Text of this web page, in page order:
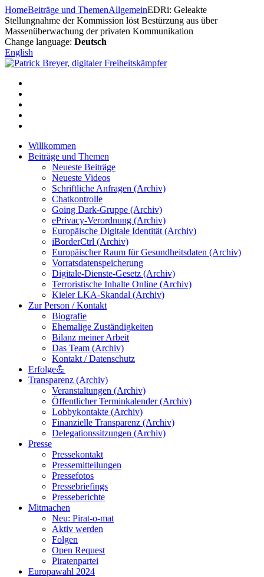
Zum
Inhalt
springen
HomeBeiträge und ThemenAllgemeinEDRi: Geleakte
Stellungnahme der Kommission löst Bestürzung aus über
Massenüberwachung der privaten Kommunikation
Change language: Deutsch
English
Willkommen
Beiträge und Themen
Neueste Beiträge
Neueste Videos
Schriftliche Anfragen (Archiv)
Chatkontrolle
Going Dark-Gruppe (Archiv)
ePrivacy-Verordnung (Archiv)
Europäische Digitale Identität (Archiv)
iBorderCtrl (Archiv)
Europäischer Raum für Gesundheitsdaten (Archiv)
Vorratsdatenspeicherung
Digitale-Dienste-Gesetz (Archiv)
Terroristische Inhalte Online (Archiv)
Kieler LKA-Skandal (Archiv)
Zur Person / Kontakt
Biografie
Ehemalige Zuständigkeiten
Bilanz meiner Arbeit
Das Team (Archiv)
Kontakt / Datenschutz
Erfolge💪
Transparenz (Archiv)
Veranstaltungen (Archiv)
Öffentlicher Terminkalender (Archiv)
Lobbykontakte (Archiv)
Finanzielle Transparenz (Archiv)
Delegationssitzungen (Archiv)
Presse
Pressekontakt
Pressemitteilungen
Pressefotos
Pressebriefings
Presseberichte
Mitmachen
Neu: Pirat-o-mat
Aktiv werden
Folgen
Open Request
Piratenpartei
Europawahl 2024